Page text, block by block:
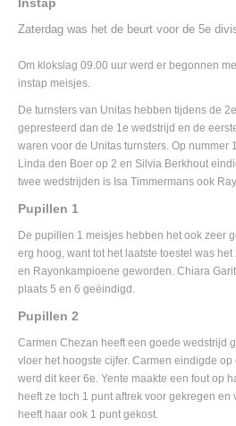
Zaterdag was het de beurt voor de 5e
Om klokslag 09.00 uur werd er begonnen
instap meisjes.
De turnsters van Unitas hebben tijdens de
gepresteerd dan de 1e wedstrijd en de
waren voor de Unitas turnsters. Op nummer
Linda den Boer op 2 en Silvia Berkhout
twee wedstrijden is Isa Timmermans ook
Pupillen 1
De pupillen 1 meisjes hebben het ook zeer
erg hoog, want tot het laatste toestel was
en Rayonkampioene geworden. Chiara
plaats 5 en 6 geëindigd.
Pupillen 2
Carmen Chezan heeft een goede wedstrijd
vloer het hoogste cijfer. Carmen eindigde
werd dit keer 6e. Yente maakte een fout op
heeft ze toch 1 punt aftrek voor gekregen
heeft haar ook 1 punt gekost.